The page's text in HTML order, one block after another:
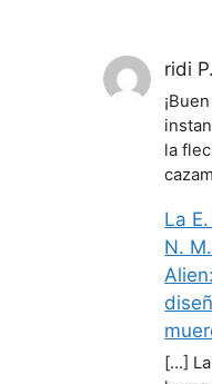
ridi P.
la
La
N.
[…]